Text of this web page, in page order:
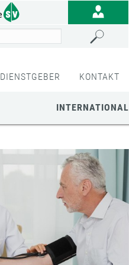
DIENSTGEBER KONTAKT
INTERNATIONAL